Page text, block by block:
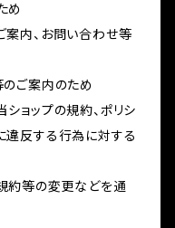
め
案内、お問い合わせ等
のご案内のため
ショップの規約、ポリシ
違反する行為に対する
約等の変更などを通